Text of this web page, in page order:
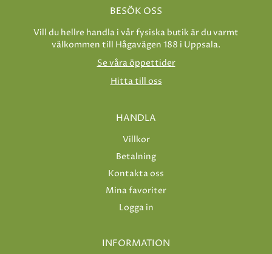
BESÖK OSS
Vill du hellre handla i vår fysiska butik är du varmt
välkommen till Hågavägen 188 i Uppsala.
Se våra öppettider
Hitta till oss
HANDLA
Villkor
Betalning
Kontakta oss
Mina favoriter
Logga in
INFORMATION